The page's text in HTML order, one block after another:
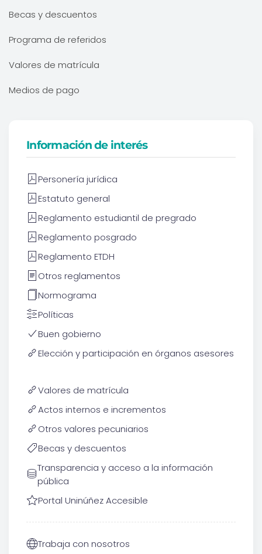
Becas y descuentos
Programa de referidos
Valores de matrícula
Medios de pago
Información de interés
Personería jurídica
Estatuto general
Reglamento estudiantil de pregrado
Reglamento posgrado
Reglamento ETDH
Otros reglamentos
Normograma
Políticas
Buen gobierno
Elección y participación en órganos asesores
Valores de matrícula
Actos internos e incrementos
Otros valores pecuniarios
Becas y descuentos
Transparencia y acceso a la información
pública
Portal Uninúñez Accesible
Trabaja con nosotros